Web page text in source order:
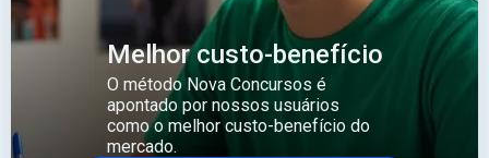
Melhor custo-benefício
O método Nova Concursos é
apontado por nossos usuários
como o melhor custo-benefício do
mercado.